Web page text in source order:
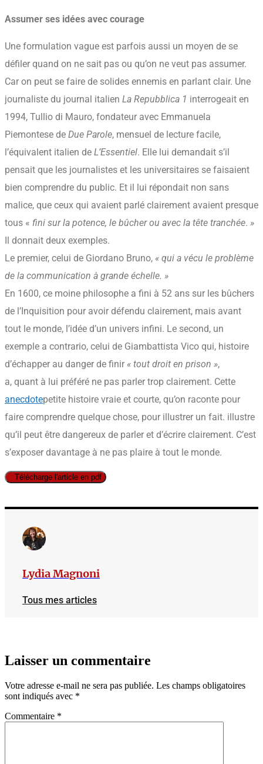
Assumer ses idées avec courage
Une formulation vague est parfois aussi un moyen de se
défiler quand on ne sait pas ou qu’on ne veut pas assumer.
Car on peut se faire de solides ennemis en parlant clair. Une
journaliste du journal italien La Repubblica 1 interrogeait en
1994, Tullio di Mauro, fondateur avec Emmanuela
Piemontese de Due Parole, mensuel de lecture facile,
l’équivalent italien de L’Essentiel. Elle lui demandait s’il
pensait que les journalistes et les universitaires se faisaient
bien comprendre du public. Et il lui répondait non sans
malice, que ceux qui avaient parlé clairement avaient presque
tous « fini sur la potence, le bûcher ou avec la tête tranchée. »
Il donnait deux exemples.
Le premier, celui de Giordano Bruno, « qui a vécu le problème
de la communication à grande échelle. »
En 1600, ce moine philosophe a fini à 52 ans sur les bûchers
de l’Inquisition pour avoir défendu clairement, mais avant
tout le monde, l’idée d’un univers infini. Le second, un
exemple a contrario, celui de Giambattista Vico qui, histoire
d’échapper au danger de finir « tout droit en prison »,
a, quant à lui préféré ne pas parler trop clairement. Cette
anecdotepetite histoire vraie et courte, qu’on raconte pour
faire comprendre quelque chose, pour illustrer un fait. illustre
qu’il peut être dangereux de parler et d’écrire clairement. C’est
s’exposer davantage à ne pas plaire à tout le monde.
Télécharge l'article en pdf
Lydia Magnoni
Tous mes articles
Laisser un commentaire
Votre adresse e-mail ne sera pas publiée. Les champs obligatoires
sont indiqués avec *
Commentaire *